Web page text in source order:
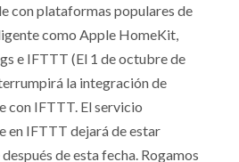
con plataformas populares de
como Apple HomeKit,
e IFTTT (El 1 de octubre de
la integración de
con IFTTT. El servicio
en IFTTT dejará de estar
de esta fecha. Rogamos